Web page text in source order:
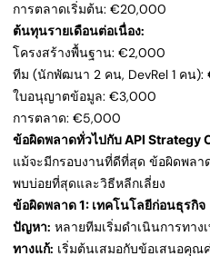
การตลาดเริ่มต้น: €20,000
ต้นทุนรายเดือนต่อเนื่อง:
โครงสร้างพื้นฐาน: €2,000
ทีม (นักพัฒนา 2 คน, DevRel 1 คน):
ใบอนุญาตข้อมูล: €3,000
การตลาด: €5,000
ข้อผิดพลาดทั่วไปกับ API Strategy
แม้จะมีกรอบงานที่ดีที่สุด ข้อผิดพล
พบบ่อยที่สุดและวิธีหลีกเลี่ยง
ข้อผิดพลาด 1: เทคโนโลยีก่อนธุรกิจ
ปัญหา: หลายทีมเริ่มดำเนินการทา
ทางแก้: เริ่มต้นเสมอกับข้อเสนอคุ